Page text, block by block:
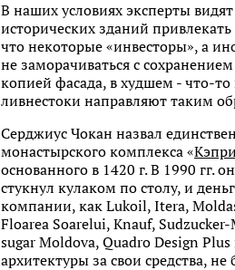
В наших условиях эксперты
исторических зданий
что некоторые «инвесторы», а
не заморачиваться с
копией фасада, в худшем - что-
ливнестоки направляют таким
Серджиус Чокан назвал
монастырского комплекса «
основанного в 1420 г. В 1990 гг.
стукнул кулаком по столу, и
компании, как Lukoil, Itera,
Floarea Soarelui, Knauf,
sugar Moldova, Quadro Design
архитектуры за свои средства, не